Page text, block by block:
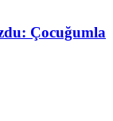
Çocuğumla